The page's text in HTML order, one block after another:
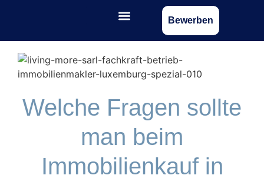
Bewerben
Welche Fragen sollte
man beim
Immobilienkauf in